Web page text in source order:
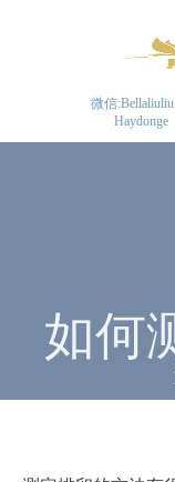
微信:Bellaliuliu
Haydonge
如何